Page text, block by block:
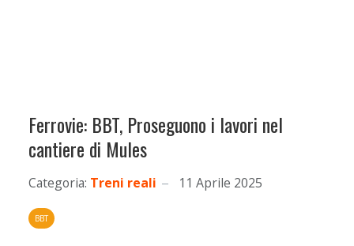
Ferrovie: BBT, Proseguono i lavori nel
cantiere di Mules
Categoria: Treni reali 11 Aprile 2025
BBT